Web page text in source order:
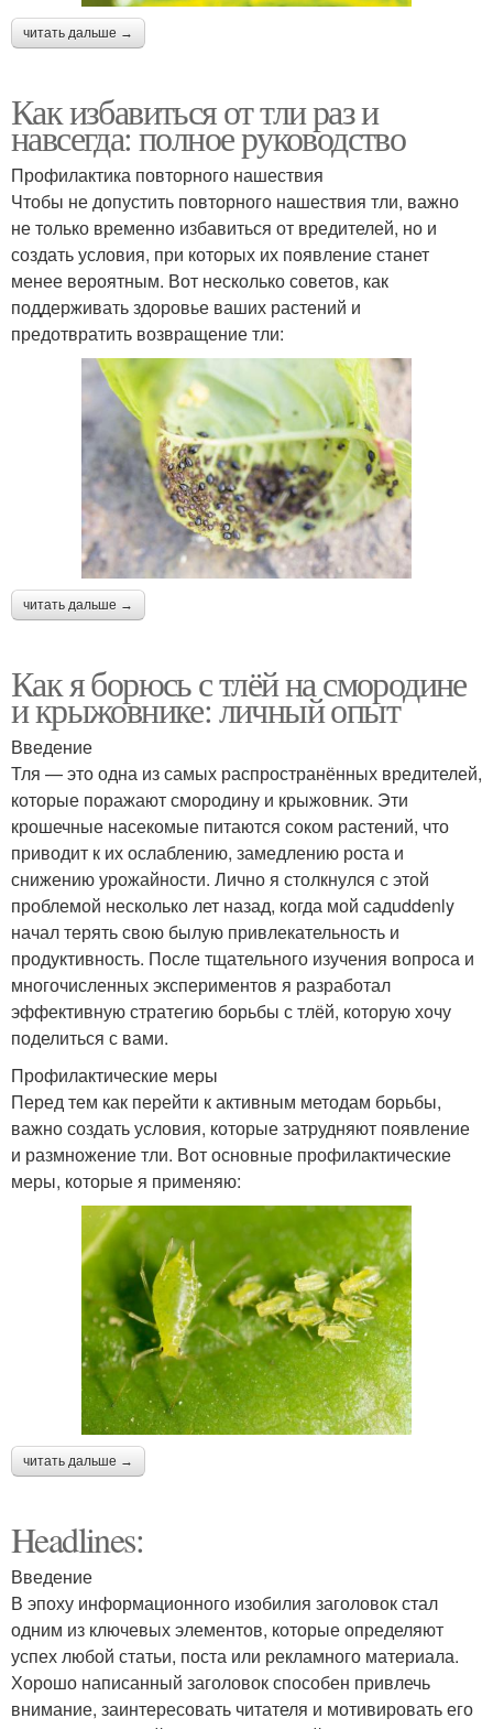
читать дальше →
Как избавиться от тли раз и
навсегда: полное руководство
Профилактика повторного нашествия
Чтобы не допустить повторного нашествия тли, важно
не только временно избавиться от вредителей, но и
создать условия, при которых их появление станет
менее вероятным. Вот несколько советов, как
поддерживать здоровье ваших растений и
предотвратить возвращение тли:
читать дальше →
Как я борюсь с тлёй на смородине
и крыжовнике: личный опыт
Введение
Тля — это одна из самых распространённых вредителей,
которые поражают смородину и крыжовник. Эти
крошечные насекомые питаются соком растений, что
приводит к их ослаблению, замедлению роста и
снижению урожайности. Лично я столкнулся с этой
проблемой несколько лет назад, когда мой садuddenly
начал терять свою былую привлекательность и
продуктивность. После тщательного изучения вопроса и
многочисленных экспериментов я разработал
эффективную стратегию борьбы с тлёй, которую хочу
поделиться с вами.
Профилактические меры
Перед тем как перейти к активным методам борьбы,
важно создать условия, которые затрудняют появление
и размножение тли. Вот основные профилактические
меры, которые я применяю:
читать дальше →
Headlines:
Введение
В эпоху информационного изобилия заголовок стал
одним из ключевых элементов, которые определяют
успех любой статьи, поста или рекламного материала.
Хорошо написанный заголовок способен привлечь
внимание, заинтересовать читателя и мотивировать его